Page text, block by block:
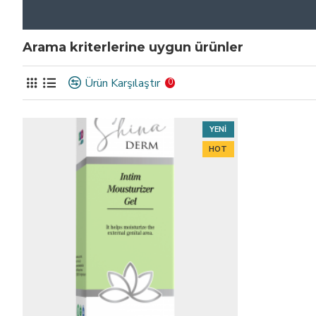
Arama kriterlerine uygun ürünler
Ürün Karşılaştır 0
YENI
HOT